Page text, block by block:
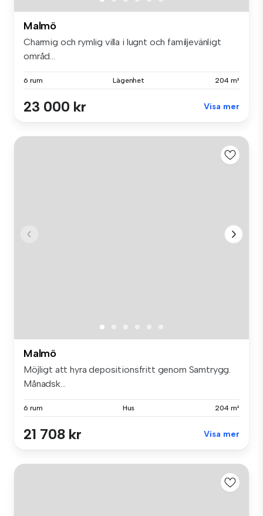
Malmö
Charmig och rymlig villa i lugnt och familjevänligt
områd...
6 rum Lägenhet 204 m²
23 000 kr Visa mer
Malmö
Möjligt att hyra depositionsfritt genom Samtrygg.
Månadsk...
6 rum Hus 204 m²
21 708 kr Visa mer